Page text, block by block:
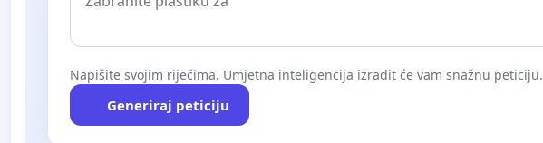
Napišite svojim riječima. Umjetna inteligencija izradit će vam snažnu peticiju.
Generiraj peticiju